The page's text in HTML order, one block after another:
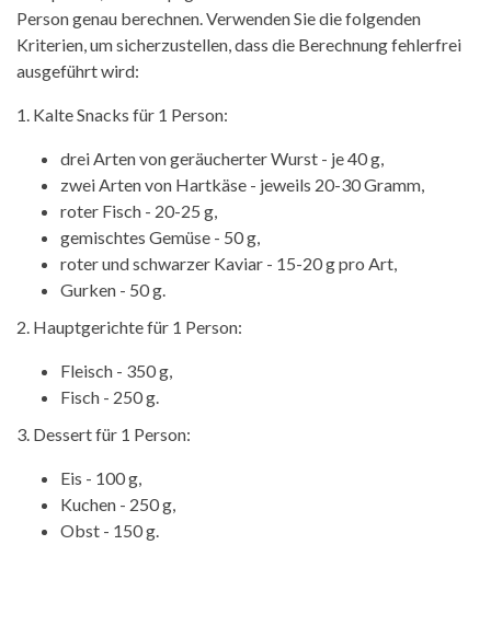
Person genau berechnen. Verwenden Sie die folgenden
Kriterien, um sicherzustellen, dass die Berechnung fehlerfrei
ausgeführt wird:
1. Kalte Snacks für 1 Person:
drei Arten von geräucherter Wurst - je 40 g,
zwei Arten von Hartkäse - jeweils 20-30 Gramm,
roter Fisch - 20-25 g,
gemischtes Gemüse - 50 g,
roter und schwarzer Kaviar - 15-20 g pro Art,
Gurken - 50 g.
2. Hauptgerichte für 1 Person:
Fleisch - 350 g,
Fisch - 250 g.
3. Dessert für 1 Person:
Eis - 100 g,
Kuchen - 250 g,
Obst - 150 g.